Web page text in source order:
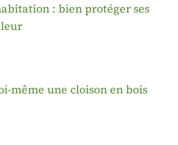
: bien protéger ses
même une cloison en bois